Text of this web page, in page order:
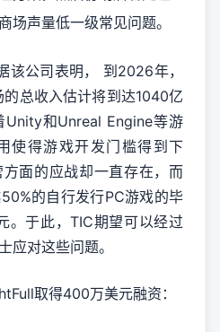
场声量低一级常见问题。
该公司表明， 到2026年，
总收入估计将到达1040亿
Unity和Unreal Engine等游
使得游戏开发门槛得到下
面的应战却一直存在，而
的自行发行PC游戏的毕
。于此，TIC期望可以经过
应对这些问题。
取得400万美元融资：